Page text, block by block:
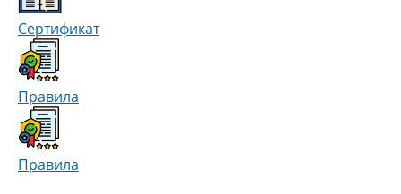
Сертификат
Правила
Правила